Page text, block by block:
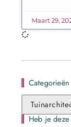
Categorieën
Heb je
Maart 29,